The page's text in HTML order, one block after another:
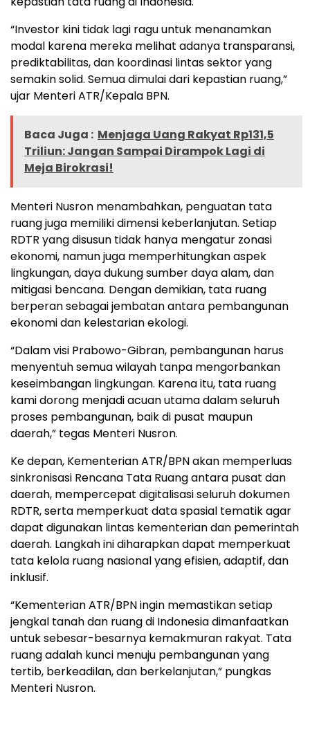
“Investor kini tidak lagi ragu untuk menanamkan
modal karena mereka melihat adanya transparansi,
prediktabilitas, dan koordinasi lintas sektor yang
semakin solid. Semua dimulai dari kepastian ruang,”
ujar Menteri ATR/Kepala BPN.
Baca Juga : Menjaga Uang Rakyat Rp131,5
Triliun: Jangan Sampai Dirampok Lagi di
Meja Birokrasi!
Menteri Nusron menambahkan, penguatan tata
ruang juga memiliki dimensi keberlanjutan. Setiap
RDTR yang disusun tidak hanya mengatur zonasi
ekonomi, namun juga memperhitungkan aspek
lingkungan, daya dukung sumber daya alam, dan
mitigasi bencana. Dengan demikian, tata ruang
berperan sebagai jembatan antara pembangunan
ekonomi dan kelestarian ekologi.
“Dalam visi Prabowo-Gibran, pembangunan harus
menyentuh semua wilayah tanpa mengorbankan
keseimbangan lingkungan. Karena itu, tata ruang
kami dorong menjadi acuan utama dalam seluruh
proses pembangunan, baik di pusat maupun
daerah,” tegas Menteri Nusron.
Ke depan, Kementerian ATR/BPN akan memperluas
sinkronisasi Rencana Tata Ruang antara pusat dan
daerah, mempercepat digitalisasi seluruh dokumen
RDTR, serta memperkuat data spasial tematik agar
dapat digunakan lintas kementerian dan pemerintah
daerah. Langkah ini diharapkan dapat memperkuat
tata kelola ruang nasional yang efisien, adaptif, dan
inklusif.
“Kementerian ATR/BPN ingin memastikan setiap
jengkal tanah dan ruang di Indonesia dimanfaatkan
untuk sebesar-besarnya kemakmuran rakyat. Tata
ruang adalah kunci menuju pembangunan yang
tertib, berkeadilan, dan berkelanjutan,” pungkas
Menteri Nusron.